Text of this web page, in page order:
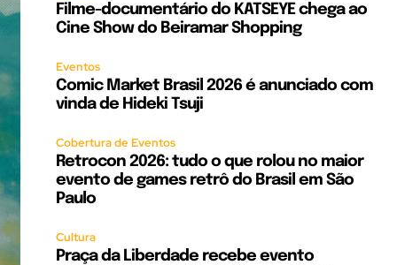
Filme-documentário do KATSEYE chega ao
Cine Show do Beiramar Shopping
Eventos
Comic Market Brasil 2026 é anunciado com
vinda de Hideki Tsuji
Cobertura de Eventos
Retrocon 2026: tudo o que rolou no maior
evento de games retrô do Brasil em São
Paulo
Cultura
Praça da Liberdade recebe evento